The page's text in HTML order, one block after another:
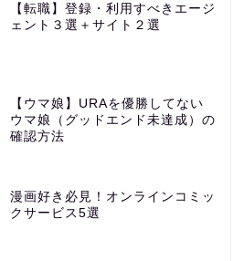
【転職】登録・利用すべきエージ
ェント３選＋サイト２選
【ウマ娘】URAを優勝してない
ウマ娘（グッドエンド未達成）の
確認方法
漫画好き必見！オンラインコミッ
クサービス5選